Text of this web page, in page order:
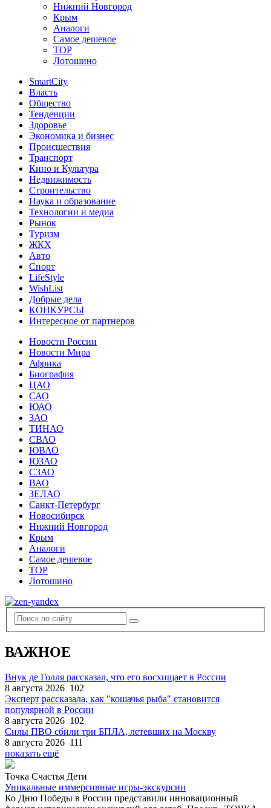
Нижний Новгород
Крым
Аналоги
Самое дешевое
TOP
Лотошино
SmartCity
Власть
Общество
Тенденции
Здоровье
Экономика и бизнес
Происшествия
Транспорт
Кино и Культура
Недвижимость
Строительство
Наука и образование
Технологии и медиа
Рынок
Туризм
ЖКХ
Авто
Спорт
LifeStyle
WishList
Добрые дела
КОНКУРСЫ
Интересное от партнеров
Новости России
Новости Мира
Африка
Биография
ЦАО
САО
ЮАО
ЗАО
ТИНАО
СВАО
ЮВАО
ЮЗАО
СЗАО
ВАО
ЗЕЛАО
Санкт-Петербург
Новосибирск
Нижний Новгород
Крым
Аналоги
Самое дешевое
TOP
Лотошино
ВАЖНОЕ
Внук де Голля рассказал, что его восхищает в России
8 августа 2026 102
Эксперт рассказала, как "кошачья рыба" становится
популярной в России
8 августа 2026 102
Силы ПВО сбили три БПЛА, летевших на Москву
8 августа 2026 111
показать ещё
Точка Счастья Дети
Уникальные иммерсивные игры-экскурсии
Ко Дню Победы в России представили инновационный